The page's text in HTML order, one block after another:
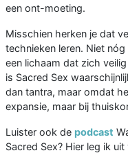
een ont-moeting.
Misschien herken je dat
technieken leren. Niet
een lichaam dat zich
is Sacred Sex
dan tantra, maar omdat
expansie, maar bij
Luister ook de podcast
Sacred Sex? Hier leg ik